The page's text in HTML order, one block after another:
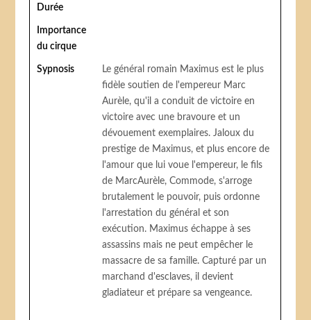
Durée
Importance
du cirque
Sypnosis
Le général romain Maximus est le plus
fidèle soutien de l'empereur Marc
Aurèle, qu'il a conduit de victoire en
victoire avec une bravoure et un
dévouement exemplaires. Jaloux du
prestige de Maximus, et plus encore de
l'amour que lui voue l'empereur, le fils
de MarcAurèle, Commode, s'arroge
brutalement le pouvoir, puis ordonne
l'arrestation du général et son
exécution. Maximus échappe à ses
assassins mais ne peut empêcher le
massacre de sa famille. Capturé par un
marchand d'esclaves, il devient
gladiateur et prépare sa vengeance.